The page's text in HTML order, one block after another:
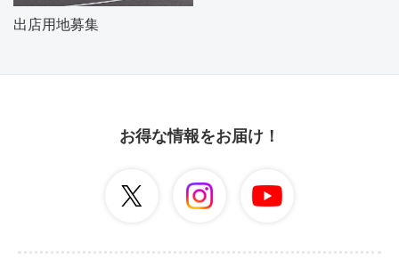
出店用地募集
お得な情報をお届け！